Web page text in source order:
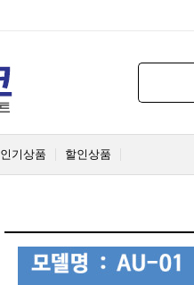
인기상품 할인상품